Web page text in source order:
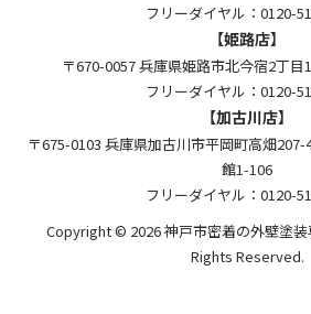
フリーダイヤル：0120-
【姫路店】
〒670-0057 兵庫県姫路市北今宿2丁目
フリーダイヤル：0120-
【加古川店】
〒675-0103 兵庫県加古川市平岡町高畑
館1-106
フリーダイヤル：0120-
Copyright © 2026 神戸市密着の外壁塗
Rights Reserved.